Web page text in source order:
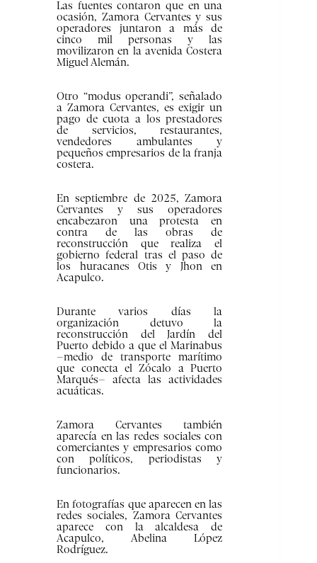
Las fuentes contaron que en una
ocasión, Zamora Cervantes y sus
operadores juntaron a más de
cinco mil personas y las
movilizaron en la avenida Costera
Miguel Alemán.
Otro “modus operandi”, señalado
a Zamora Cervantes, es exigir un
pago de cuota a los prestadores
de servicios, restaurantes,
vendedores ambulantes y
pequeños empresarios de la franja
costera.
En septiembre de 2025, Zamora
Cervantes y sus operadores
encabezaron una protesta en
contra de las obras de
reconstrucción que realiza el
gobierno federal tras el paso de
los huracanes Otis y Jhon en
Acapulco.
Durante varios días la
organización detuvo la
reconstrucción del Jardín del
Puerto debido a que el Marinabus
–medio de transporte marítimo
que conecta el Zócalo a Puerto
Marqués– afecta las actividades
acuáticas.
Zamora Cervantes también
aparecía en las redes sociales con
comerciantes y empresarios como
con políticos, periodistas y
funcionarios.
En fotografías que aparecen en las
redes sociales, Zamora Cervantes
aparece con la alcaldesa de
Acapulco, Abelina López
Rodríguez.